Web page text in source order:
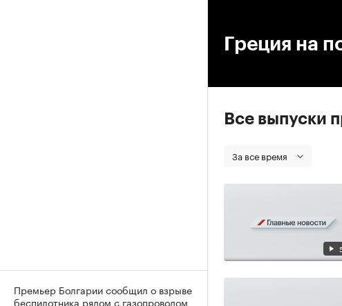
Греция на
Все выпуски
За все время
Премьер Болгарии сообщил о взрыве
беспилотника рядом с газопроводом